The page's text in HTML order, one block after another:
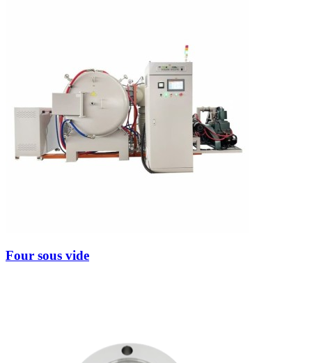
Four sous vide